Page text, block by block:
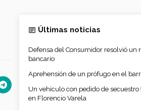
Últimas noticias
Defensa del Consumidor resolvió un
bancario
Aprehensión de un prófugo en el
Un vehículo con pedido de
en Florencio Varela